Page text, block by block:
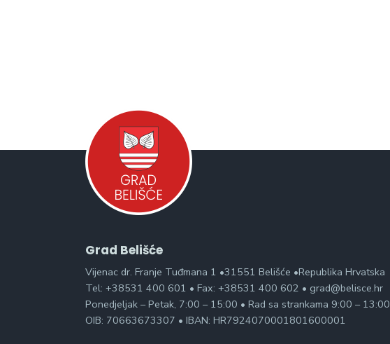
Grad Belišće
Vijenac dr. Franje Tuđmana 1 •31551 Belišće •Republika Hrvatska
Tel: +38531 400 601 • Fax: +38531 400 602 • grad@belisce.hr
Ponedjeljak – Petak, 7:00 – 15:00 • Rad sa strankama 9:00 – 13:00
OIB: 70663673307 • IBAN: HR7924070001801600001